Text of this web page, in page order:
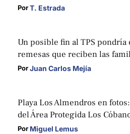
Por T. Estrada
Un posible fin al TPS pondría
remesas que reciben las
Por Juan Carlos Mejía
Playa Los Almendros en
del Área Protegida Los
Por Miguel Lemus